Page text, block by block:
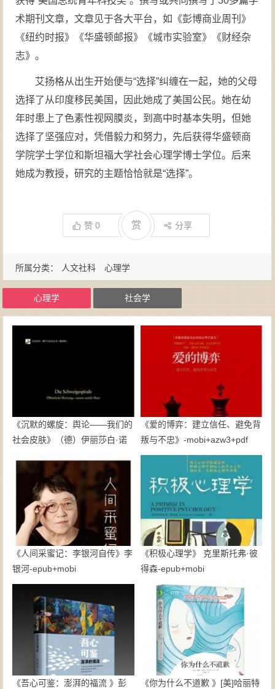
术期刊文章，文章见于各大平台，如《彭博商业周刊》
《纽约时报》《华盛顿邮报》《城市实验室》《财经杂
志》。
艾扬格从出生开始便与“选择”纠缠在一起，她的父母
选择了从印度移民美国，因此她成了美国公民。她在幼
年时患上了色素性视网膜炎，到高中时基本失明，但她
选择了坚强应对，凭借毅力和努力，先后获得华盛顿商
学院学士学位和斯坦福大学社会心理学博士学位。后来
她成为教授，研究的主题恰恰就是“选择”。
赞0 赏 分享
所属分类： 人文社科 心理学
心理学 社会学
《沉默的螺旋：舆论——我们的
社会皮肤》（德）伊丽莎白·诺
《爱的博弈：建立信任、避免背
叛与不忠》-mobi+azw3+pdf
《人间采蜜记：李银河自传》李
银河-epub+mobi
《积极心理学》 克里斯托弗·彼
得森-epub+mobi
《吾心可鉴：澎湃的福流 》彭
《你为什么不道歉 》[美]哈丽特